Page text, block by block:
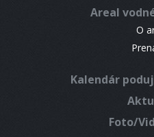
Areal
O
Kalendár
Foto/